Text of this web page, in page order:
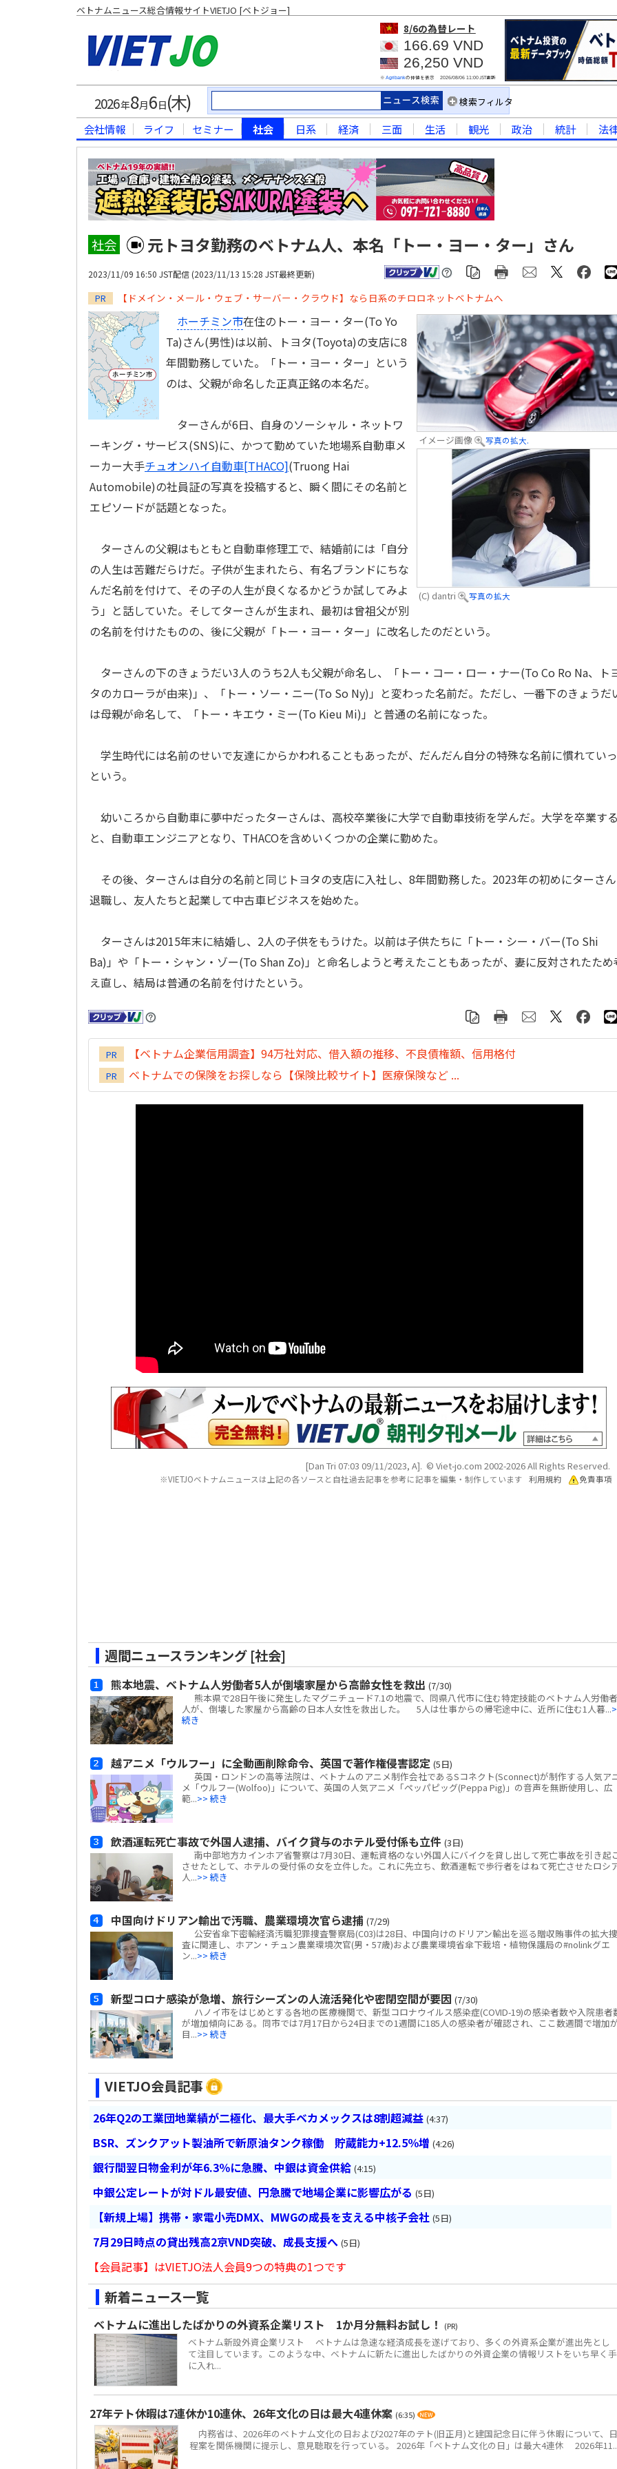
ベトナムニュース総合情報サイトVIETJO [ベトジョー]
8/6の為替レート
166.69 VND
26,250 VND
※ Agribankの仲値を表示 2026/08/06 11:00JST更新
2026年8月6 日(木) 検索フィルタ
会社情報 ライフ セミナー 社会 日系 経済 三面 生活 観光 政治 統計 法
社会 元トヨタ勤務のベトナム人、本名「トー・ヨー・ター」さん
2023/11/09 16:50 JST配信 (2023/11/13 15:28 JST最終更新)
PR 【ドメイン・メール・ウェブ・サーバー・クラウド】なら日系のチロロネットベトナムへ
イメージ画像 写真の拡大.
(C) dantri 写真の拡大
ホーチミン市在住のトー・ヨー・ター(To Yo
Ta)さん(男性)は以前、トヨタ(Toyota)の支店に8
年間勤務していた。「トー・ヨー・ター」という
のは、父親が命名した正真正銘の本名だ。
ターさんが6日、自身のソーシャル・ネットワ
ーキング・サービス(SNS)に、かつて勤めていた地場系自動車メ
ーカー大手チュオンハイ自動車[THACO](Truong Hai
Automobile)の社員証の写真を投稿すると、瞬く間にその名前と
エピソードが話題となった。
ターさんの父親はもともと自動車修理工で、結婚前には「自分
の人生は苦難だらけだ。子供が生まれたら、有名ブランドにちな
んだ名前を付けて、その子の人生が良くなるかどうか試してみよ
う」と話していた。そしてターさんが生まれ、最初は曾祖父が別
の名前を付けたものの、後に父親が「トー・ヨー・ター」に改名したのだという。
ターさんの下のきょうだい3人のうち2人も父親が命名し、「トー・コー・ロー・ナー(To Co Ro Na、ト
タのカローラが由来)」、「トー・ソー・ニー(To So Ny)」と変わった名前だ。ただし、一番下のきょうだ
は母親が命名して、「トー・キエウ・ミー(To Kieu Mi)」と普通の名前になった。
学生時代には名前のせいで友達にからかわれることもあったが、だんだん自分の特殊な名前に慣れてい
という。
幼いころから自動車に夢中だったターさんは、高校卒業後に大学で自動車技術を学んだ。大学を卒業する
と、自動車エンジニアとなり、THACOを含めいくつかの企業に勤めた。
その後、ターさんは自分の名前と同じトヨタの支店に入社し、8年間勤務した。2023年の初めにターさ
退職し、友人たちと起業して中古車ビジネスを始めた。
ターさんは2015年末に結婚し、2人の子供をもうけた。以前は子供たちに「トー・シー・バー(To Shi
Ba)」や「トー・シャン・ゾー(To Shan Zo)」と命名しようと考えたこともあったが、妻に反対されたため
え直し、結局は普通の名前を付けたという。
PR 【ベトナム企業信用調査】94万社対応、借入額の推移、不良債権額、信用格付
PR ベトナムでの保険をお探しなら【保険比較サイト】医療保険など ...
[Dan Tri 07:03 09/11/2023, A]. © Viet-jo.com 2002-2026 All Rights Reserved.
※VIETJOベトナムニュースは上記の各ソースと自社過去記事を参考に記事を編集・制作しています 利用規約 免責事項
週間ニュースランキング [社会]
熊本地震、ベトナム人労働者5人が倒壊家屋から高齢女性を救出 (7/30)
熊本県で28日午後に発生したマグニチュード7.1の地震で、同県八代市に住む特定技能のベトナム人労働
人が、倒壊した家屋から高齢の日本人女性を救出した。 5人は仕事からの帰宅途中に、近所に住む1人暮...
続き
越アニメ「ウルフー」に全動画削除命令、英国で著作権侵害認定 (5日)
英国・ロンドンの高等法院は、ベトナムのアニメ制作会社であるSコネクト(Sconnect)が制作する人気ア
メ「ウルフー(Wolfoo)」について、英国の人気アニメ「ペッパピッグ(Peppa Pig)」の音声を無断使用し、広
範...>> 続き
飲酒運転死亡事故で外国人逮捕、バイク貸与のホテル受付係も立件 (3日)
南中部地方カインホア省警察は7月30日、運転資格のない外国人にバイクを貸し出して死亡事故を引き起
させたとして、ホテルの受付係の女を立件した。これに先立ち、飲酒運転で歩行者をはねて死亡させたロシ
人...>> 続き
中国向けドリアン輸出で汚職、農業環境次官ら逮捕 (7/29)
公安省傘下密輸経済汚職犯罪捜査警察局(C03)は28日、中国向けのドリアン輸出を巡る贈収賄事件の拡大捜
査に関連し、ホアン・チュン農業環境次官(男・57歳)および農業環境省傘下栽培・植物保護局の#nolinkグエ
ン...>> 続き
新型コロナ感染が急増、旅行シーズンの人流活発化や密閉空間が要因 (7/30)
ハノイ市をはじめとする各地の医療機関で、新型コロナウイルス感染症(COVID-19)の感染者数や入院患者
が増加傾向にある。同市では7月17日から24日までの1週間に185人の感染者が確認され、ここ数週間で増加
目...>> 続き
VIETJO会員記事
26年Q2の工業団地業績が二極化、最大手ベカメックスは8割超減益 (4:37)
BSR、ズンクアット製油所で新原油タンク稼働 貯蔵能力+12.5％増 (4:26)
銀行間翌日物金利が年6.3％に急騰、中銀は資金供給 (4:15)
中銀公定レートが対ドル最安値、円急騰で地場企業に影響広がる (5日)
【新規上場】携帯・家電小売DMX、MWGの成長を支える中核子会社 (5日)
7月29日時点の貸出残高2京VND突破、成長支援へ (5日)
【会員記事】はVIETJO法人会員9つの特典の1つです
新着ニュース一覧
ベトナムに進出したばかりの外資系企業リスト 1か月分無料お試し！ (PR)
ベトナム新設外資企業リスト ベトナムは急速な経済成長を遂げており、多くの外資系企業が進出先とし
て注目しています。このような中、ベトナムに新たに進出したばかりの外資企業の情報リストをいち早く手
に入れ...
27年テト休暇は7連休か10連休、26年文化の日は最大4連休案 (6:35)
内務省は、2026年のベトナム文化の日および2027年のテト(旧正月)と建国記念日に伴う休暇について、日
程案を関係機関に提示し、意見聴取を行っている。 2026年「ベトナム文化の日」は最大4連休 2026年